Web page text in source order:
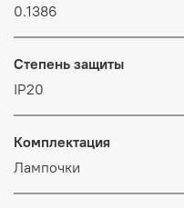
0.1386
Степень защиты
IP20
Комплектация
Лампочки